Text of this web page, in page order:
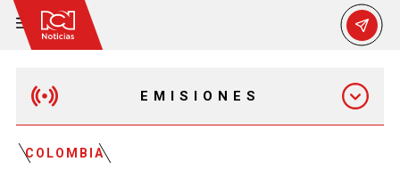
EMISIONES
COLOMBIA